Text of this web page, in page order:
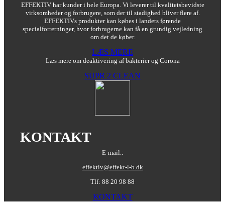
EFFEKTIV har kunder i hele Europa. Vi leverer til kvalitetsbevidste
virksomheder og forbrugere, som der til stadighed bliver flere af.
EFFEKTIVs produkter kan købes i landets førende
specialforretninger, hvor forbrugerne kan få en grundig vejledning
om det de køber.
LÆS MERE
Læs mere om deaktivering af bakterier og Corona
SUPR 2 CLEAN
KONTAKT
E-mail.:
effektiv@effekt-l-b.dk
Tlf: 88 20 98 88
KONTAKT